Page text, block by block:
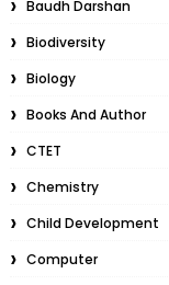
Baudh Darshan
Biodiversity
Biology
Books And Author
CTET
Chemistry
Child Development
Computer